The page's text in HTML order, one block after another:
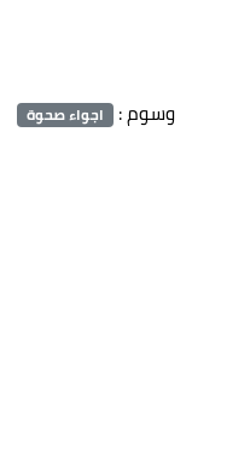
وسوم : اجواء صحوة